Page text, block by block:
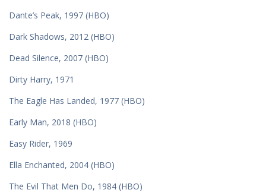
Dante’s Peak, 1997 (HBO)
Dark Shadows, 2012 (HBO)
Dead Silence, 2007 (HBO)
Dirty Harry, 1971
The Eagle Has Landed, 1977 (HBO)
Early Man, 2018 (HBO)
Easy Rider, 1969
Ella Enchanted, 2004 (HBO)
The Evil That Men Do, 1984 (HBO)